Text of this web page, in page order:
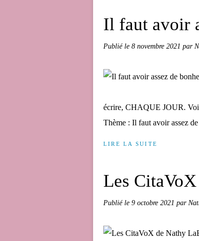
Il faut avoir
Publié le 8 novembre 2021 par
écrire, CHAQUE JOUR.
Thème : Il faut avoir assez
LIRE LA SUITE
Les
Publié le 9 octobre 2021 par